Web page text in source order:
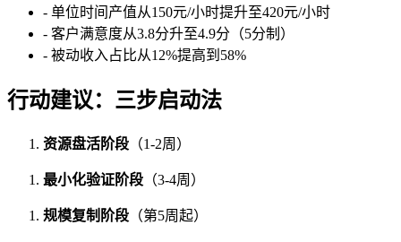
- 单位时间产值从150元/小时提升至420元/小时
- 客户满意度从3.8分升至4.9分（5分制）
- 被动收入占比从12%提高到58%
行动建议：三步启动法
资源盘活阶段 （1-2周）
最小化验证阶段 （3-4周）
规模复制阶段 （第5周起）